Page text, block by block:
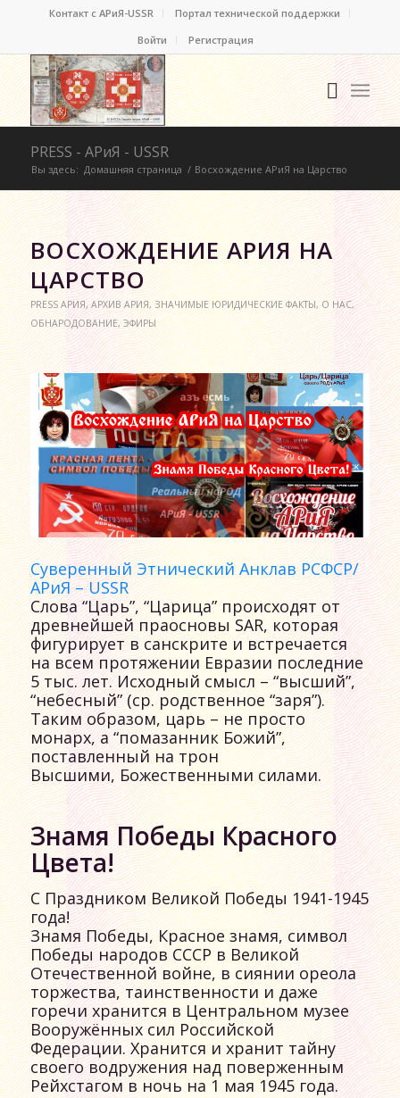
Контакт c АРиЯ-USSR
Портал технической поддержки
Войти
Регистрация
PRESS - АРиЯ - USSR
Вы здесь: Домашняя страница / Восхождение АРиЯ на Царство
ВОСХОЖДЕНИЕ АРИЯ НА
ЦАРСТВО
PRESS АРИЯ,АРХИВ АРИЯ,ЗНАЧИМЫЕ ЮРИДИЧЕСКИЕ ФАКТЫ,О НАС,
ОБНАРОДОВАНИЕ,ЭФИРЫ
Суверенный Этнический Анклав РСФСР/
АРиЯ – USSR
Слова “Царь”, “Царица” происходят от
древнейшей праосновы SAR, которая
фигурирует в санскрите и встречается
на всем протяжении Евразии последние
5 тыс. лет. Исходный смысл – “высший”,
“небесный” (ср. родственное “заря”).
Таким образом, царь – не просто
монарх, а “помазанник Божий”,
поставленный на трон
Высшими, Божественными силами.
Знамя Победы Красного
Цвета!
С Праздником Великой Победы 1941-1945
года!
Знамя Победы, Красное знамя, символ
Победы народов СССР в Великой
Отечественной войне, в сиянии ореола
торжества, таинственности и даже
горечи хранится в Центральном музее
Вооружённых сил Российской
Федерации. Хранится и хранит тайну
своего водружения над поверженным
Рейхстагом в ночь на 1 мая 1945 года.